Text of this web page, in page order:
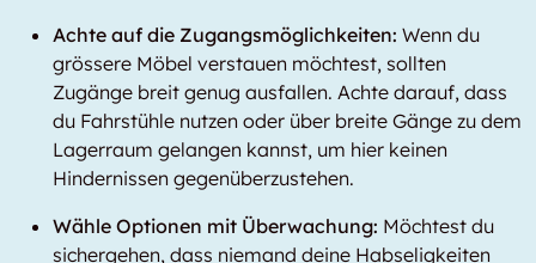
Achte auf die Zugangsmöglichkeiten: Wenn du
grössere Möbel verstauen möchtest, sollten
Zugänge breit genug ausfallen. Achte darauf, dass
du Fahrstühle nutzen oder über breite Gänge zu dem
Lagerraum gelangen kannst, um hier keinen
Hindernissen gegenüberzustehen.
Wähle Optionen mit Überwachung: Möchtest du
sichergehen, dass niemand deine Habseligkeiten